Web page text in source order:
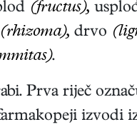
(fructus),
(rhizoma), drvo
.
Prva riječ
izvodi